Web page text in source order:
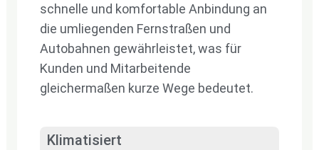
schnelle und komfortable Anbindung an
die umliegenden Fernstraßen und
Autobahnen gewährleistet, was für
Kunden und Mitarbeitende
gleichermaßen kurze Wege bedeutet.
Klimatisiert